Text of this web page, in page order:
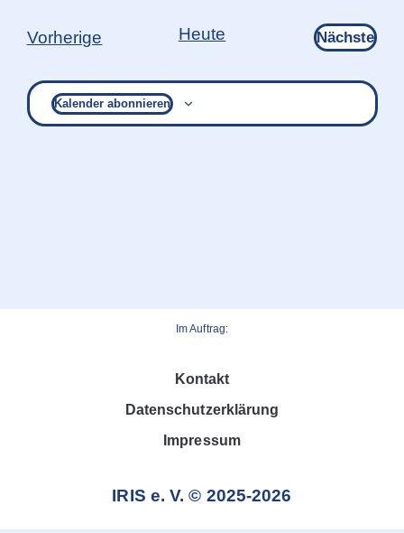
Vorherige Veranstaltungen
Heute Nächste
Kalender abonnieren
Im Auftrag:
Kontakt
Datenschutzerklärung
Impressum
IRIS e. V. © 2025-2026